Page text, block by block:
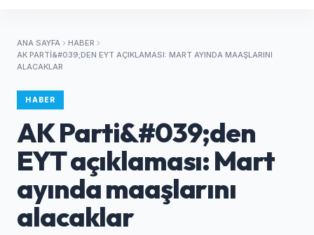
ANA SAYFA
HABER
AK PARTI&#039;DEN EYT AÇIKLAMASI: MART AYINDA MAAŞLARINI
ALACAKLAR
HABER
AK Parti&#039;den
EYT açıklaması: Mart
ayında maaşlarını
alacaklar